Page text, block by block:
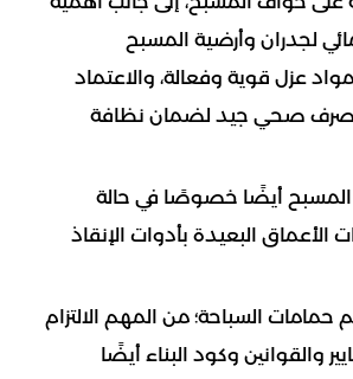
لجدران وأرضية المسبح
عزل قوية وفعالة، والاعتماد
صرف صحي جيد لضمان نظافة
المسبح أيضًا خصوصًا في حالة
الأعماق البعيدة بأدوات الإنقاذ
السباحة؛ من المهم الالتزام
والقوانين وكود البناء أيضًا